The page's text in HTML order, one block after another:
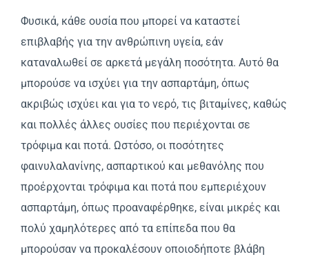
Φυσικά, κάθε ουσία που μπορεί να καταστεί
επιβλαβής για την ανθρώπινη υγεία, εάν
καταναλωθεί σε αρκετά μεγάλη ποσότητα. Αυτό θα
μπορούσε να ισχύει για την ασπαρτάμη, όπως
ακριβώς ισχύει και για το νερό, τις βιταμίνες, καθώς
και πολλές άλλες ουσίες που περιέχονται σε
τρόφιμα και ποτά. Ωστόσο, οι ποσότητες
φαινυλαλανίνης, ασπαρτικού και μεθανόλης που
προέρχονται τρόφιμα και ποτά που εμπεριέχουν
ασπαρτάμη, όπως προαναφέρθηκε, είναι μικρές και
πολύ χαμηλότερες από τα επίπεδα που θα
μπορούσαν να προκαλέσουν οποιοδήποτε βλάβη